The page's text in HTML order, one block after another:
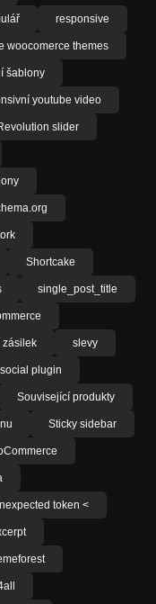
responsive
woocomerce themes
šablony
youtube video
slider
Shortcake
single_post_title
zásilek slevy
social plugin
Související produkty
Sticky sidebar
token <